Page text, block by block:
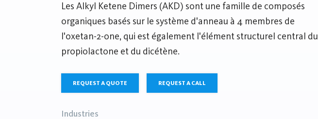
Les Alkyl Ketene Dimers (AKD) sont une famille de composés
organiques basés sur le système d'anneau à 4 membres de
l'oxetan-2-one, qui est également l'élément structurel central du
propiolactone et du dicétène.
REQUEST A QUOTE REQUEST A CALL
Industries